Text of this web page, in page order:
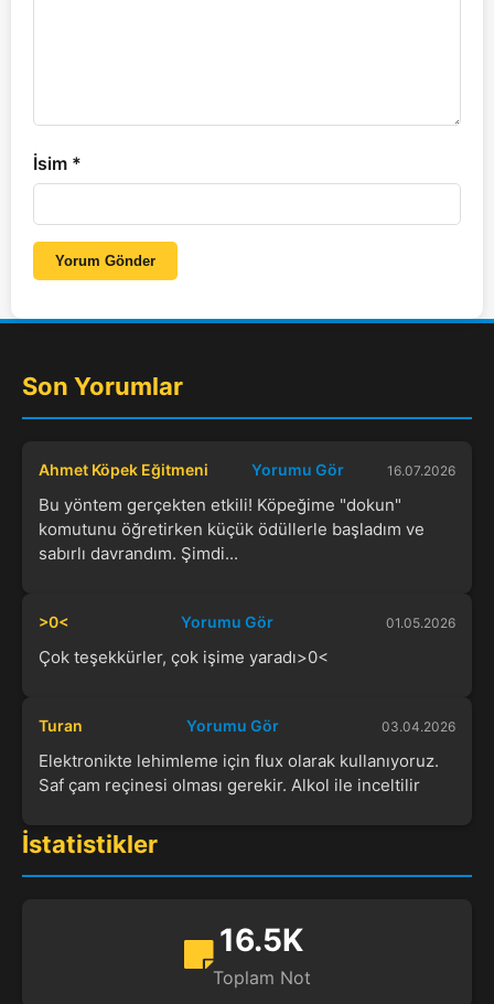
İsim *
Yorum Gönder
Son Yorumlar
Ahmet Köpek Eğitmeni Yorumu Gör 16.07.2026
Bu yöntem gerçekten etkili! Köpeğime "dokun"
komutunu öğretirken küçük ödüllerle başladım ve
sabırlı davrandım. Şimdi...
>0< Yorumu Gör 01.05.2026
Çok teşekkürler, çok işime yaradı>0<
Turan Yorumu Gör 03.04.2026
Elektronikte lehimleme için flux olarak kullanıyoruz.
Saf çam reçinesi olması gerekir. Alkol ile inceltilir
İstatistikler
16.5K
Toplam Not